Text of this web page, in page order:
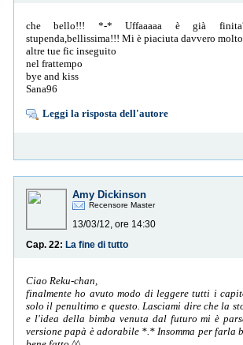
che bello!!! *-* Uffaaaaa è già
stupenda,bellissima!!! Mi è piaciuta davvero
altre tue fic inseguito
nel frattempo
bye and kiss
Sana96
Leggi la risposta dell'autore
Amy Dickinson
Recensore Master
13/03/12, ore 14:30
Cap. 22: La fine di tutto
Ciao Reku-chan,
finalmente ho avuto modo di leggere tutti i
solo il penultimo e questo. Lasciami dire che la
e l'idea della bimba venuta dal futuro mi è
versione papà è adorabile *.* Insomma per farla